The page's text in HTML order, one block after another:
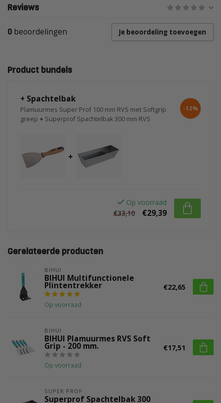
Reviews
0 beoordelingen Je beoordeling toevoegen
Product bundels
+ Spachtelbak
Plamuurmes Super Prof 100 mm RVS met Softgrip
greep + Superprof Spachtelbak 300 mm RVS
-12%
+
Op voorraad
€33,10
€29,39
Gerelateerde producten
BIHUI
BIHUI Multifunctionele
Plintentrekker
Op voorraad
€22,65
BIHUI
BIHUI Plamuurmes RVS Soft
Grip - 200 mm.
Op voorraad
€17,51
SUPER PROF
Superprof Spachtelbak 300